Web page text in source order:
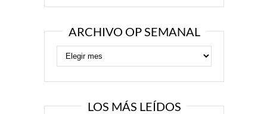
ARCHIVO OP SEMANAL
LOS MÁS LEÍDOS